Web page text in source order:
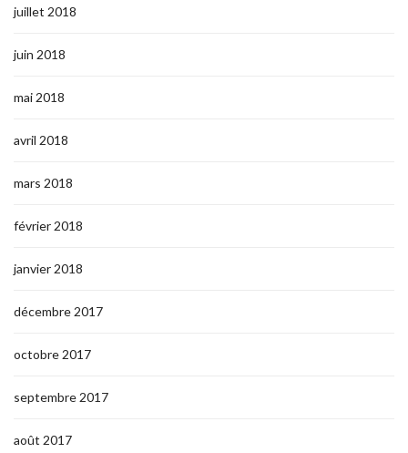
juillet 2018
juin 2018
mai 2018
avril 2018
mars 2018
février 2018
janvier 2018
décembre 2017
octobre 2017
septembre 2017
août 2017